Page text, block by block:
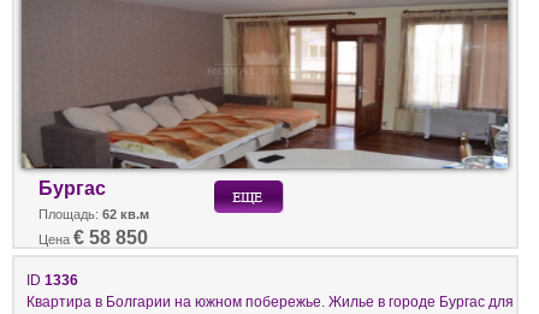
Бургас
Площадь: 62 кв.м
Цена € 58 850
ID 1336
Квартира в Болгарии на южном побережье. Жилье в городе Бургас для